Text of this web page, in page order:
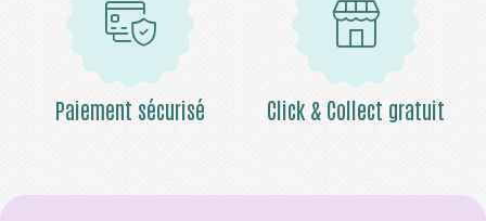
Paiement sécurisé Click & Collect gratuit